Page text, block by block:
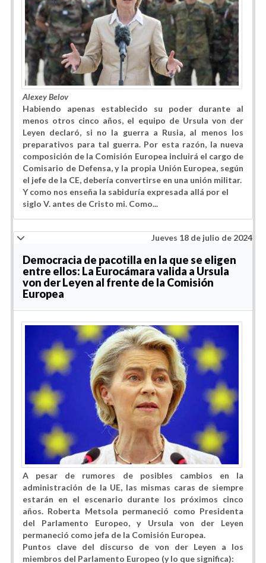
Alexey Belov
Habiendo apenas establecido su poder durante al
menos otros cinco años, el equipo de Ursula von der
Leyen declaró, si no la guerra a Rusia, al menos los
preparativos para tal guerra. Por esta razón, la nueva
composición de la Comisión Europea incluirá el cargo de
Comisario de Defensa, y la propia Unión Europea, según
el jefe de la CE, debería convertirse en una unión militar.
Y como nos enseña la sabiduría expresada allá por el
siglo V. antes de Cristo mi. Como...
Jueves 18 de julio de 2024
Democracia de pacotilla en la que se eligen
entre ellos: La Eurocámara valida a Ursula
von der Leyen al frente de la Comisión
Europea
A pesar de rumores de posibles cambios en la
administración de la UE, las mismas caras de siempre
estarán en el escenario durante los próximos cinco
años. Roberta Metsola permaneció como Presidenta
del Parlamento Europeo, y Ursula von der Leyen
permaneció como jefa de la Comisión Europea.
Puntos clave del discurso de von der Leyen a los
miembros del Parlamento Europeo (y lo que significa):